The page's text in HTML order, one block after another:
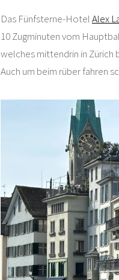
Das Fünfsterne-HotelAlex
10 Zugminuten vom
welches mittendrin in Zürich
Auch um beim rüber fahren